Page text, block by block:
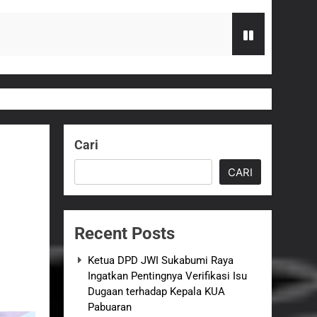
Rampung
Perkuat Penataan Pedagang
ASI adalah Investasi Peradaban dan
Cari
CARI
Recent Posts
Ketua DPD JWI Sukabumi Raya
Ingatkan Pentingnya Verifikasi Isu
Dugaan terhadap Kepala KUA
Pabuaran